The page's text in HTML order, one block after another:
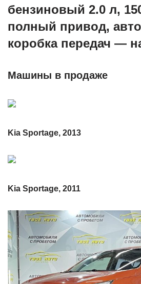
бензиновый 2.0 л,
полный привод,
коробка передач —
Машины в продаже
Kia Sportage, 2013
Kia Sportage, 2011